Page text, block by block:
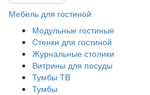
Мебель для гостиной
Модульные гостиные
Стенки для гостиной
Журнальные столики
Витрины для посуды
Тумбы ТВ
Тумбы